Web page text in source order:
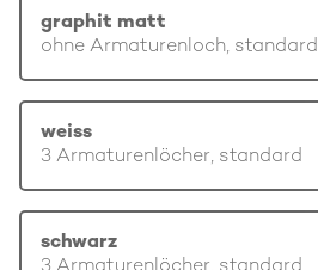
graphit matt
ohne Armaturenloch, standard
weiss
3 Armaturenlöcher, standard
schwarz